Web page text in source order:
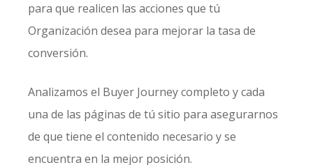
para que realicen las acciones que tú
Organización desea para mejorar la tasa de
conversión.
Analizamos el Buyer Journey completo y cada
una de las páginas de tú sitio para asegurarnos
de que tiene el contenido necesario y se
encuentra en la mejor posición.